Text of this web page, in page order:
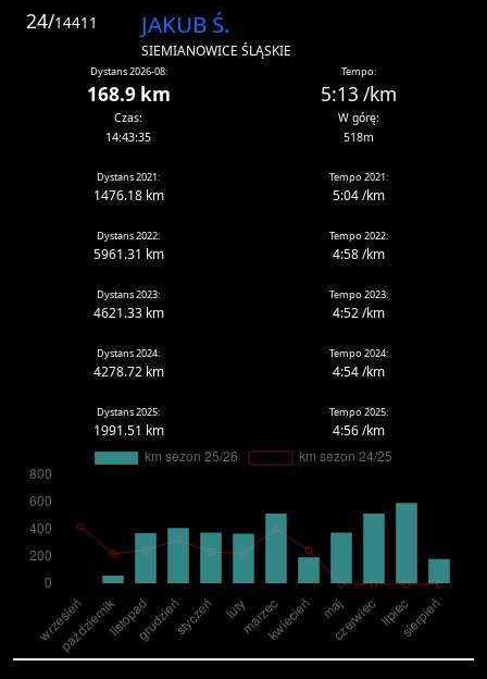
24/14411 JAKUB Ś.
SIEMIANOWICE ŚLĄSKIE
Dystans 2026-08:
168.9 km
Tempo:
5:13 /km
Czas:
14:43:35
W górę:
518m
Dystans 2021:
1476.18 km
Tempo 2021:
5:04 /km
Dystans 2022:
5961.31 km
Tempo 2022:
4:58 /km
Dystans 2023:
4621.33 km
Tempo 2023:
4:52 /km
Dystans 2024:
4278.72 km
Tempo 2024:
4:54 /km
Dystans 2025:
1991.51 km
Tempo 2025:
4:56 /km